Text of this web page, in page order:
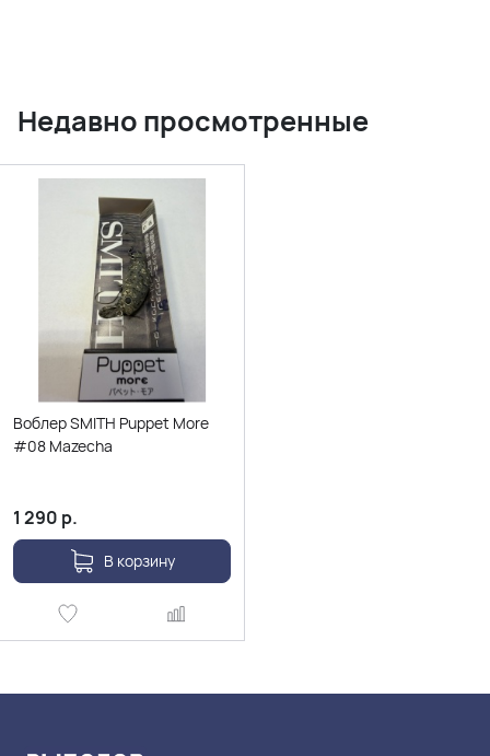
Недавно просмотренные
Воблер SMITH Puppet More
#08 Mazecha
1 290 р.
В корзину